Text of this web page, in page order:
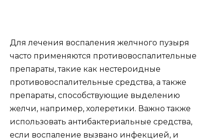
Для лечения воспаления желчного пузыря
часто применяются противовоспалительные
препараты, такие как нестероидные
противовоспалительные средства, а также
препараты, способствующие выделению
желчи, например, холеретики. Важно также
использовать антибактериальные средства,
если воспаление вызвано инфекцией, и